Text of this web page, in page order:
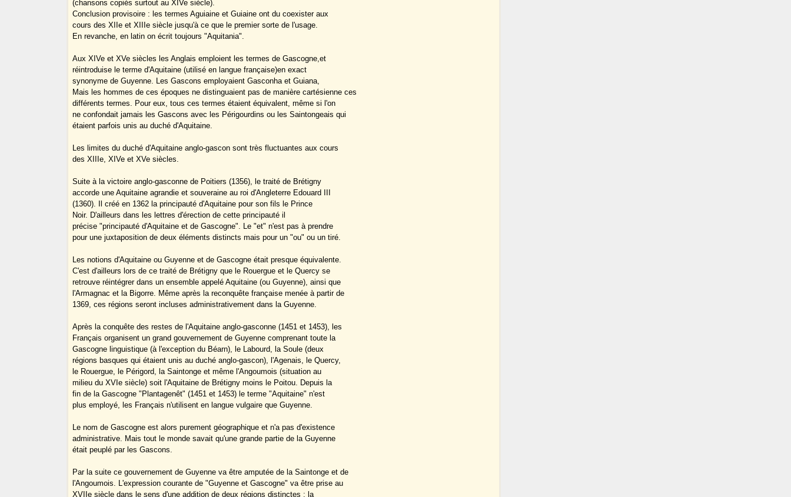
(chansons copiés surtout au XIVe siècle).
Conclusion provisoire : les termes Aguiaine et Guiaine ont du coexister aux
cours des XIIe et XIIIe siècle jusqu'à ce que le premier sorte de l'usage.
En revanche, en latin on écrit toujours "Aquitania".
Aux XIVe et XVe siècles les Anglais emploient les termes de Gascogne,et
réintroduise le terme d'Aquitaine (utilisé en langue française)en exact
synonyme de Guyenne. Les Gascons employaient Gasconha et Guiana,
Mais les hommes de ces époques ne distinguaient pas de manière cartésienne ces
différents termes. Pour eux, tous ces termes étaient équivalent, même si l'on
ne confondait jamais les Gascons avec les Périgourdins ou les Saintongeais qui
étaient parfois unis au duché d'Aquitaine.
Les limites du duché d'Aquitaine anglo-gascon sont très fluctuantes aux cours
des XIIIe, XIVe et XVe siècles.
Suite à la victoire anglo-gasconne de Poitiers (1356), le traité de Brétigny
accorde une Aquitaine agrandie et souveraine au roi d'Angleterre Edouard III
(1360). Il créé en 1362 la principauté d'Aquitaine pour son fils le Prince
Noir. D'ailleurs dans les lettres d'érection de cette principauté il
précise "principauté d'Aquitaine et de Gascogne". Le "et" n'est pas à prendre
pour une juxtaposition de deux éléments distincts mais pour un "ou" ou un tiré.
Les notions d'Aquitaine ou Guyenne et de Gascogne était presque équivalente.
C'est d'ailleurs lors de ce traité de Brétigny que le Rouergue et le Quercy se
retrouve réintégrer dans un ensemble appelé Aquitaine (ou Guyenne), ainsi que
l'Armagnac et la Bigorre. Même après la reconquête française menée à partir de
1369, ces régions seront incluses administrativement dans la Guyenne.
Après la conquête des restes de l'Aquitaine anglo-gasconne (1451 et 1453), les
Français organisent un grand gouvernement de Guyenne comprenant toute la
Gascogne linguistique (à l'exception du Béarn), le Labourd, la Soule (deux
régions basques qui étaient unis au duché anglo-gascon), l'Agenais, le Quercy,
le Rouergue, le Périgord, la Saintonge et même l'Angoumois (situation au
milieu du XVIe siècle) soit l'Aquitaine de Brétigny moins le Poitou. Depuis la
fin de la Gascogne "Plantagenêt" (1451 et 1453) le terme "Aquitaine" n'est
plus employé, les Français n'utilisent en langue vulgaire que Guyenne.
Le nom de Gascogne est alors purement géographique et n'a pas d'existence
administrative. Mais tout le monde savait qu'une grande partie de la Guyenne
était peuplé par les Gascons.
Par la suite ce gouvernement de Guyenne va être amputée de la Saintonge et de
l'Angoumois. L'expression courante de "Guyenne et Gascogne" va être prise au
XVIIe siècle dans le sens d'une addition de deux régions distinctes : la